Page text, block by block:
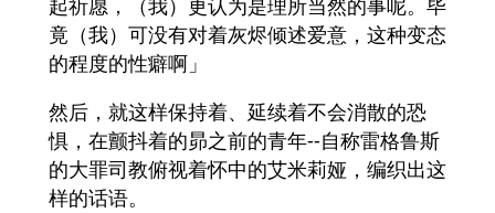
起祈愿，（我）更认为是理所当然的事呢。毕
竟（我）可没有对着灰烬倾述爱意，这种变态
的程度的性癖啊」
然后，就这样保持着、延续着不会消散的恐
惧，在颤抖着的昴之前的青年--自称雷格鲁斯
的大罪司教俯视着怀中的艾米莉娅，编织出这
样的话语。